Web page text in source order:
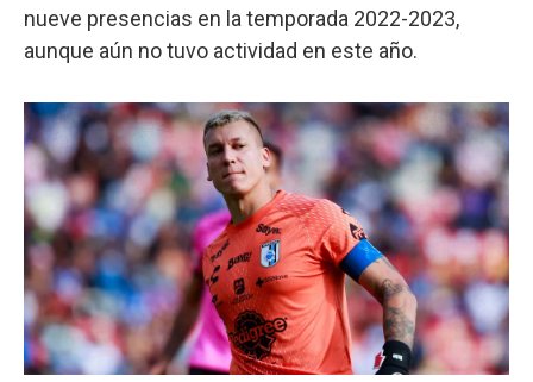
nueve presencias en la temporada 2022-2023,
aunque aún no tuvo actividad en este año.